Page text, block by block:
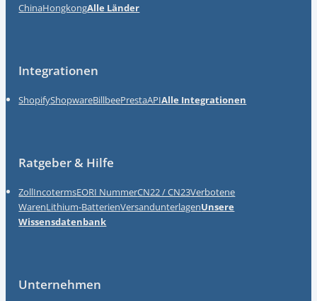
ChinaHongkongAlle Länder
Integrationen
ShopifyShopwareBillbeePrestaAPIAlle Integrationen
Ratgeber & Hilfe
ZollIncotermsEORI NummerCN22 / CN23Verbotene
WarenLithium-BatterienVersandunterlagenUnsere
Wissensdatenbank
Unternehmen